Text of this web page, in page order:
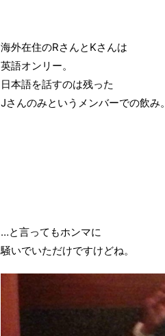
海外在住のRさんとKさんは
英語オンリー。
日本語を話すのは残った
Jさんのみというメンバーでの飲み。
…と言ってもホンマに
騒いでいただけですけどね。